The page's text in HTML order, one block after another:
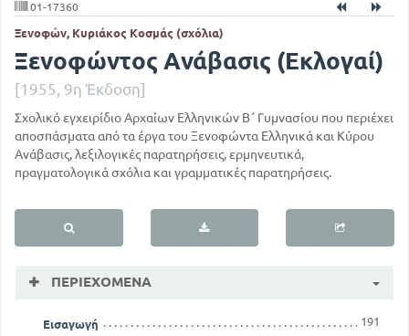
01-17360
Ξενοφών, Κυριάκος Κοσμάς (σχόλια)
Ξενοφώντος Ανάβασις (Εκλογαί)
[1955, 9η Έκδοση]
Σχολικό εγχειρίδιο Αρχαίων Ελληνικών Β΄ Γυμνασίου που περιέχει
αποσπάσματα από τα έργα του Ξενοφώντα Ελληνικά και Κύρου
Ανάβασις, λεξιλογικές παρατηρήσεις, ερμηνευτικά,
πραγματολογικά σχόλια και γραμματικές παρατηρήσεις.
ΠΕΡΙΕΧΌΜΕΝΑ
Εισαγωγή
191